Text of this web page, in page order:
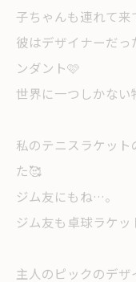
子ちゃんも連れて来
彼はデザイナーだ
ンダント🩷
世界に一つしかな
私のテニスラケッ
た🥰
ジム友にもね…。
ジム友も卓球ラケ
主人のピックのデ